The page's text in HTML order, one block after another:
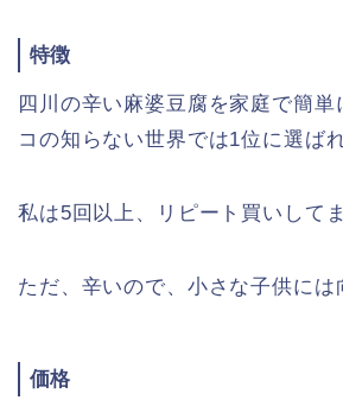
特徴
四川の辛い麻婆豆腐を家庭で簡単
コの知らない世界では1位に選ば
私は5回以上、リピート買いして
ただ、辛いので、小さな子供には
価格